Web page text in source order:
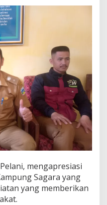
mengapresiasi
Sagara yang
yang memberikan